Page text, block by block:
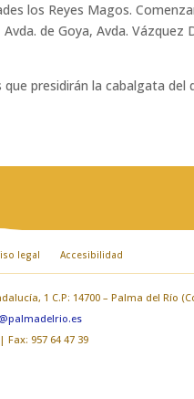
los Reyes Magos.
de Goya, Avda. Vázquez
presidirán la cabalgata del
legal Accesibilidad
1 C.P: 14700 – Palma del Río
Fax: 957 64 47 39